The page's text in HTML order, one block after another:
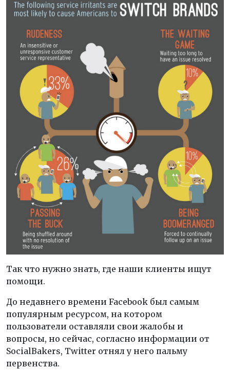
Так что нужно знать, где наши клиенты ищут
помощи.
До недавнего времени Facebook был самым
популярным ресурсом, на котором
пользователи оставляли свои жалобы и
вопросы, но сейчас, согласно информации от
SocialBakers, Twitter отнял у него пальму
первенства.